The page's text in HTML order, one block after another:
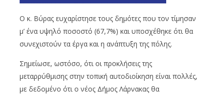
Ο κ. Βύρας ευχαρίστησε τους δημότες που τον τίμησαν
μ’ ένα υψηλό ποσοστό (67,7%) και υποσχέθηκε ότι θα
συνεχιστούν τα έργα και η ανάπτυξη της πόλης.
Σημείωσε, ωστόσο, ότι οι προκλήσεις της
μεταρρύθμισης στην τοπική αυτοδιοίκηση είναι πολλές,
με δεδομένο ότι ο νέος Δήμος Λάρνακας θα